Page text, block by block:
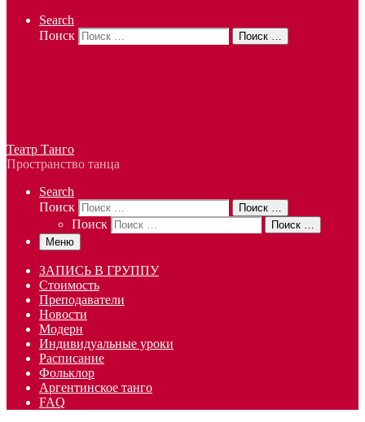
Search
Поиск
Поиск …
Театр Танго
Пространство танца
Search
Поиск
Поиск …
Поиск
Поиск …
Меню
ЗАПИСЬ В ГРУППУ
Стоимость
Преподаватели
Новости
Модерн
Индивидуальные уроки
Расписание
Фольклор
Аргентинское танго
FAQ